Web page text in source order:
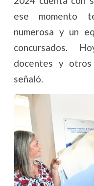
ese momento
numerosa y un
concursados.
docentes y otros
señaló.